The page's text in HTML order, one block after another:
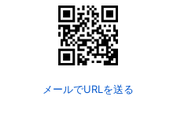
メールでURLを送る